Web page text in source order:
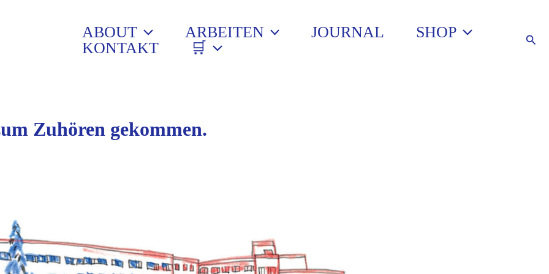
ABOUT ARBEITEN JOURNAL
SHOP
KONTAKT
🛒
Zuhören gekommen.